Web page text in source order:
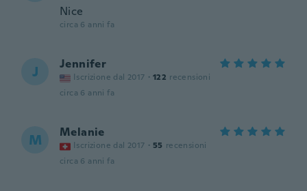
Nice
circa 6 anni fa
J Jennifer
Iscrizione dal 2017 · 122 recensioni
circa 6 anni fa
M Melanie
Iscrizione dal 2017 · 55 recensioni
circa 6 anni fa